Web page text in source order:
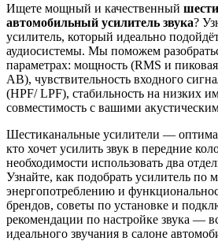
Ищете мощный и качественный
автомобильный усилитель звука?
усилитель, который идеально
аудиосистемы. Мы поможем
параметрах: мощность (RMS и
AB), чувствительность входного
(HPF/ LPF), стабильность на низких
совместимость с вашими
Шестиканальные усилители —
кто хочет усилить звук в передние
необходимости использовать два
Узнайте, как подобрать усилитель по
энергопотреблению и
брендов, советы по установке и
рекомендации по настройке звука —
идеального звучания в салоне